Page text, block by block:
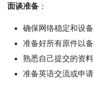
面谈准备 ：
确保网络稳定和设
准备好所有原件以
熟悉自己提交的资
准备英语交流或申